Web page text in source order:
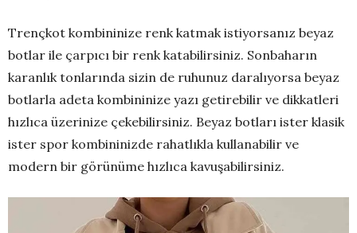
Trençkot kombininize renk katmak istiyorsanız beyaz
botlar ile çarpıcı bir renk katabilirsiniz. Sonbaharın
karanlık tonlarında sizin de ruhunuz daralıyorsa beyaz
botlarla adeta kombininize yazı getirebilir ve dikkatleri
hızlıca üzerinize çekebilirsiniz. Beyaz botları ister klasik
ister spor kombininizde rahatlıkla kullanabilir ve
modern bir görünüme hızlıca kavuşabilirsiniz.